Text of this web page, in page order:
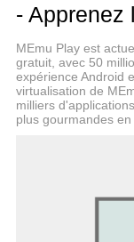
Chaque fois
beaucoup - et
et vous donnera
vous corrigez
vous allez
- Apprenez
MEmu Play est
gratuit, avec 50
expérience Android
virtualisation de
milliers
plus gourmandes en